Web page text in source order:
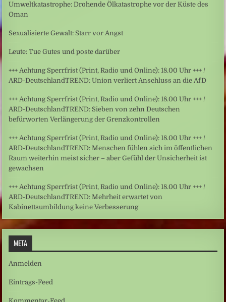
Umweltkatastrophe: Drohende Ölkatastrophe vor der Küste des
Oman
Sexualisierte Gewalt: Starr vor Angst
Leute: Tue Gutes und poste darüber
+++ Achtung Sperrfrist (Print, Radio und Online): 18.00 Uhr +++ /
ARD-DeutschlandTREND: Union verliert Anschluss an die AfD
+++ Achtung Sperrfrist (Print, Radio und Online): 18.00 Uhr +++ /
ARD-DeutschlandTREND: Sieben von zehn Deutschen
befürworten Verlängerung der Grenzkontrollen
+++ Achtung Sperrfrist (Print, Radio und Online): 18.00 Uhr +++ /
ARD-DeutschlandTREND: Menschen fühlen sich im öffentlichen
Raum weiterhin meist sicher – aber Gefühl der Unsicherheit ist
gewachsen
+++ Achtung Sperrfrist (Print, Radio und Online): 18.00 Uhr +++ /
ARD-DeutschlandTREND: Mehrheit erwartet von
Kabinettsumbildung keine Verbesserung
META
Anmelden
Eintrags-Feed